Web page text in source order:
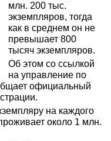
млн. 200 тыс.
экземпляров, тогда
как в среднем он не
превышает 800
тысяч экземпляров.
Об этом со ссылкой
на управление по
официальный
на каждого
около 1 млн.